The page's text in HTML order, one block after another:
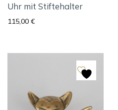
Uhr mit Stiftehalter
115,00 €